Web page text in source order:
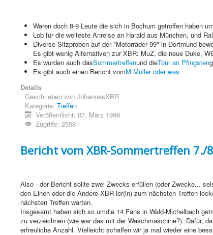
Waren doch 8-9 Leute die sich in Bochum getroffen haben
Lob für die weiteste Anreise an Harald aus München, und
Diverse Sitzproben auf der "Motorräder 99" in Dortmund
Es gibt wenig Alternativen zur XBR: MuZ, die neue Duke,
Es wurden auch dasSommertreffenund dieTour an Pfingsten
Es gibt auch einen Bericht vomM Müller oder was
Details
Geschrieben von JohannesXBR
Kategorie: Treffen
Veröffentlicht: 07. März 1999
Zugriffe: 2558
Bericht vom XBR-Sommertreffen 7./
Also - der Bericht sollte zwei Zwecks erfüllen (oder Zwecke...
den Einen oder die Andere XBR-ler(in) zum nächsten Treffen
nächsten Treffen warten.
Insgesamt haben sich so umdie 14 Fans in Wald-Michelbach
zu verzeichnen (wie war das mit der Waschmaschine?). Dafür,
erfreuliche Anzahl. Vielleicht schaffen wir ja mal wieder eine